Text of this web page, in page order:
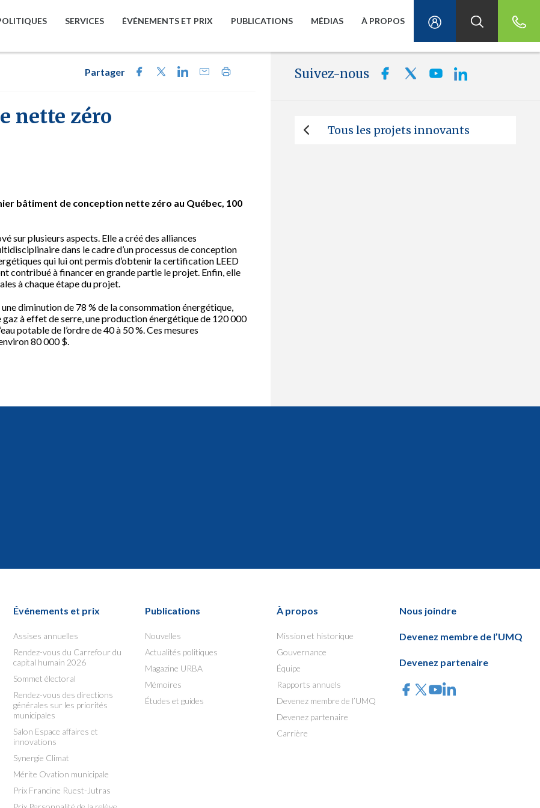
SERVICES ÉVÉNEMENTS ET PRIX PUBLICATIONS MÉDIAS À PROPOS
Partager
nette zéro
bâtiment de conception nette zéro au Québec, 100
sur plusieurs aspects. Elle a créé des alliances
dans le cadre d’un processus de conception
qui lui ont permis d’obtenir la certification LEED
contribué à financer en grande partie le projet. Enfin, elle
à chaque étape du projet.
diminution de 78 % de la consommation énergétique,
à effet de serre, une production énergétique de 120 000
potable de l’ordre de 40 à 50 %. Ces mesures
80 000 $.
Suivez-nous
Tous les projets innovants
Événements et prix
Assises annuelles
Rendez-vous du Carrefour du
capital humain 2026
Sommet électoral
Rendez-vous des directions
générales sur les priorités
municipales
Salon Espace affaires et
innovations
Synergie Climat
Mérite Ovation municipale
Prix Francine Ruest-Jutras
Publications
Nouvelles
Actualités politiques
Magazine URBA
Mémoires
Études et guides
À propos
Mission et historique
Gouvernance
Équipe
Rapports annuels
Devenez membre de l’UMQ
Devenez partenaire
Carrière
Nous joindre
Devenez membre de l’UMQ
Devenez partenaire